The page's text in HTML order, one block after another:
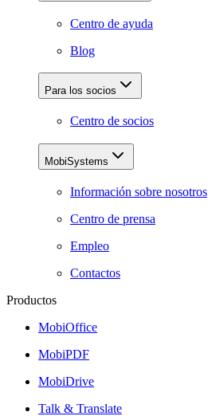
Centro de ayuda
Blog
Para los socios
Centro de socios
MobiSystems
Información sobre nosotros
Centro de prensa
Empleo
Contactos
Productos
MobiOffice
MobiPDF
MobiDrive
Talk & Translate